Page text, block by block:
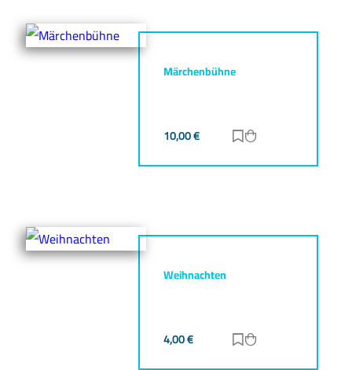
Märchenbühne
10,00€ Zur Merkliste
Weihnachten
4,00€ Zur Merkliste